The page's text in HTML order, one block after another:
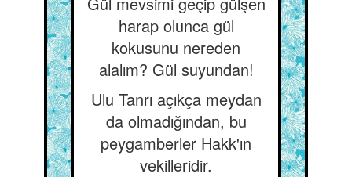
harap olunca gül
kokusunu nereden
alalım? Gül suyundan!
Ulu Tanrı açıkça meydan
da olmadığından, bu
peygamberler Hakk'ın
vekilleridir.